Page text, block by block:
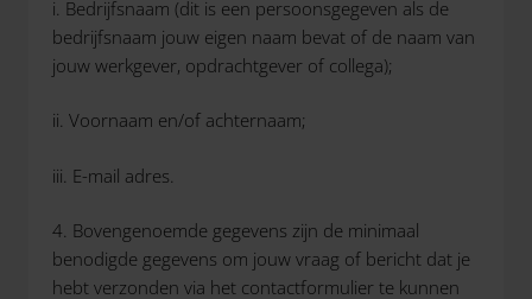
i. Bedrijfsnaam (dit is een persoonsgegeven als de
bedrijfsnaam jouw eigen naam bevat of de naam van
jouw werkgever, opdrachtgever of collega);
ii. Voornaam en/of achternaam;
iii. E-mail adres.
4. Bovengenoemde gegevens zijn de minimaal
benodigde gegevens om jouw vraag of bericht dat je
hebt verzonden via het contactformulier te kunnen